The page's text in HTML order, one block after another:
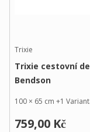
Trixie
Trixie cestovní
Bendson
100 × 65 cm +1
759,00 Kč